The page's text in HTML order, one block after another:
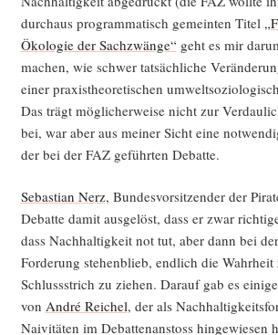
durch­aus pro­gram­ma­tisch gemein­ten Titel
Öko­lo­gie der Sach­zwän­ge“ geht es mir
machen, wie schwer tat­säch­li­che
einer pra­xis­theo­re­ti­schen
Das trägt mög­li­cher­wei­se nicht zur
bei, war aber aus mei­ner Sicht eine
der bei der FAZ geführ­ten Debatte.
Sebas­ti­an Nerz, Bun­des­vor­sit­zen­der der
Debat­te damit aus­ge­löst, dass er zwar
dass Nach­hal­tig­keit not tut, aber dann bei
For­de­rung ste­hen­blieb, end­lich die Wahr­heit
Schluss­strich zu zie­hen. Dar­auf gab es
von André Rei­chel, der als
Nai­vi­tä­ten im Debat­ten­an­stoss hin­ge­wie­sen